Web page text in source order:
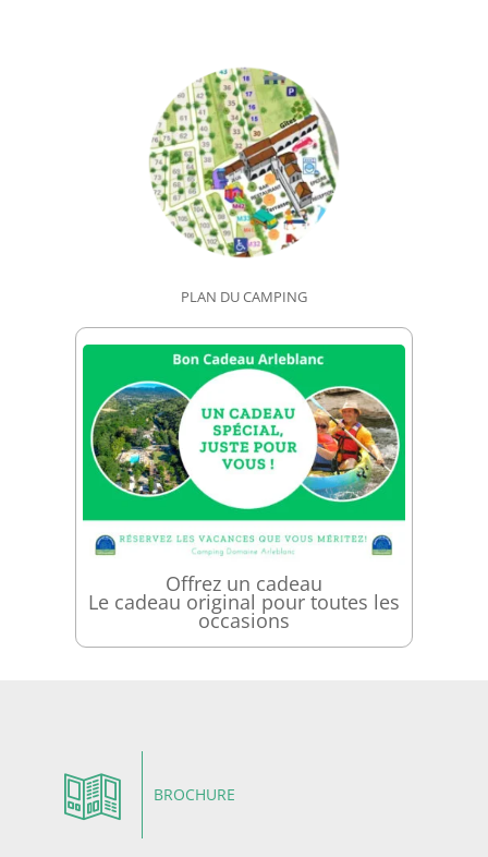
PLAN DU CAMPING
Offrez un cadeau
Le cadeau original pour toutes les
occasions
BROCHURE